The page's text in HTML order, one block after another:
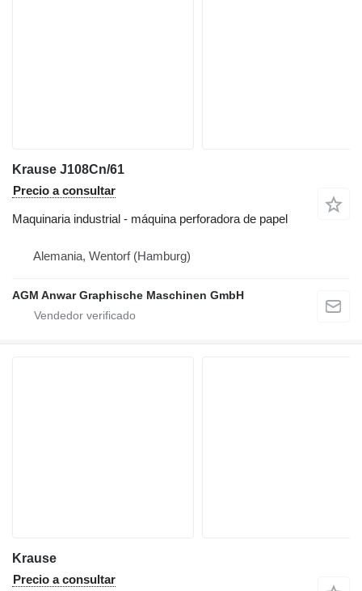
Krause J108Cn/61
Precio a consultar
Maquinaria industrial - máquina perforadora de papel
Alemania, Wentorf (Hamburg)
AGM Anwar Graphische Maschinen GmbH
Krause
Precio a consultar